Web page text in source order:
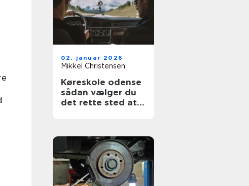
02. januar 2026
Mikkel Christensen
Køreskole odense
sådan vælger du
det rette sted at